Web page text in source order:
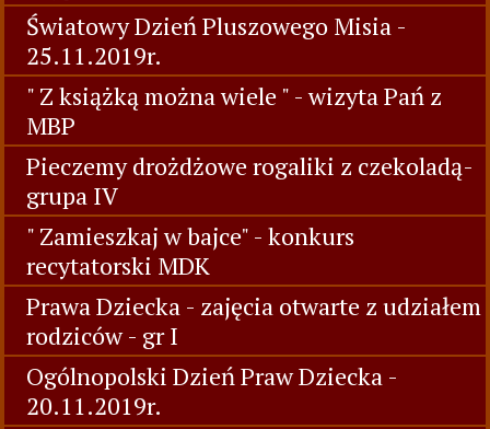
Światowy Dzień Pluszowego Misia -
25.11.2019r.
" Z książką można wiele " - wizyta Pań z
MBP
Pieczemy drożdżowe rogaliki z czekoladą-
grupa IV
" Zamieszkaj w bajce" - konkurs
recytatorski MDK
Prawa Dziecka - zajęcia otwarte z udziałem
rodziców - gr I
Ogólnopolski Dzień Praw Dziecka -
20.11.2019r.